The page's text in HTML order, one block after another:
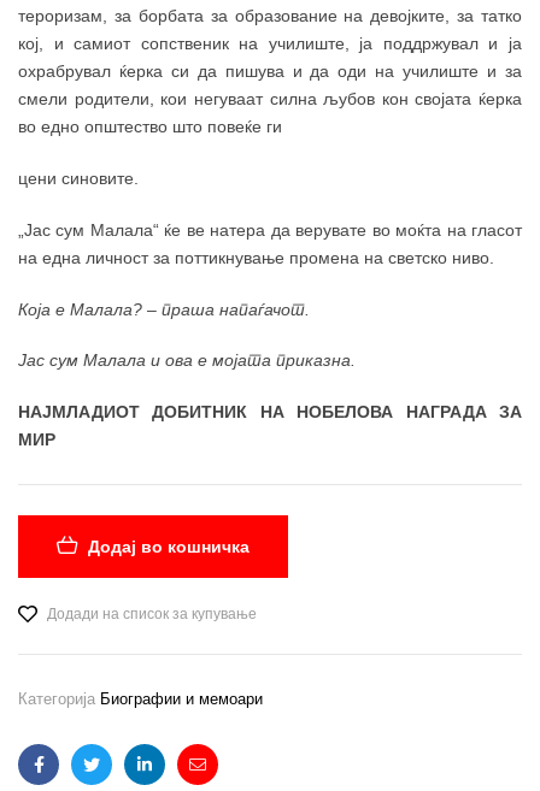
тероризам, за борбата за образование на девојките, за татко
кој, и самиот сопственик на училиште, ја поддржувал и ја
охрабрувал ќерка си да пишува и да оди на училиште и за
смели родители, кои негуваат силна љубов кон својата ќерка
во едно општество што повеќе ги
цени синовите.
„Јас сум Малала“ ќе ве натера да верувате во моќта на гласот
на една личност за поттикнување промена на светско ниво.
Која е Малала? – праша напаѓачот.
Јас сум Малала и ова е мојата приказна.
НАЈМЛАДИОТ ДОБИТНИК НА НОБЕЛОВА НАГРАДА ЗА
МИР
Додај во кошничка
Додади на список за купување
Категорија Биографии и мемоари
FacebookTwitterLinkedinEmail